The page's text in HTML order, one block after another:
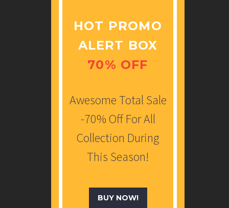
HOT PROMO
ALERT BOX
70% OFF
Awesome Total Sale
-70% Off For All
Collection During
This Season!
BUY NOW!